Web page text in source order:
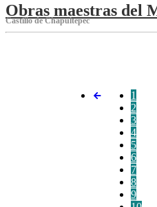
Obras maestras del
Castillo de Chapultepec
1
2
3
4
5
6
7
8
9